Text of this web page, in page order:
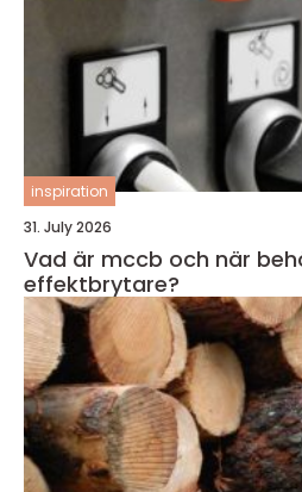
inspiration
31. July 2026
Vad är mccb och när
effektbrytare?